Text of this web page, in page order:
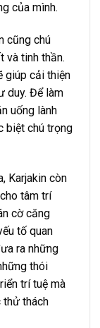
của mình.
cũng chú
và tinh thần.
giúp cải thiện
duy. Để làm
uống lành
biệt chú trọng
Karjakin còn
tâm trí
cờ căng
tố quan
ra những
thói
trí tuệ mà
thử thách